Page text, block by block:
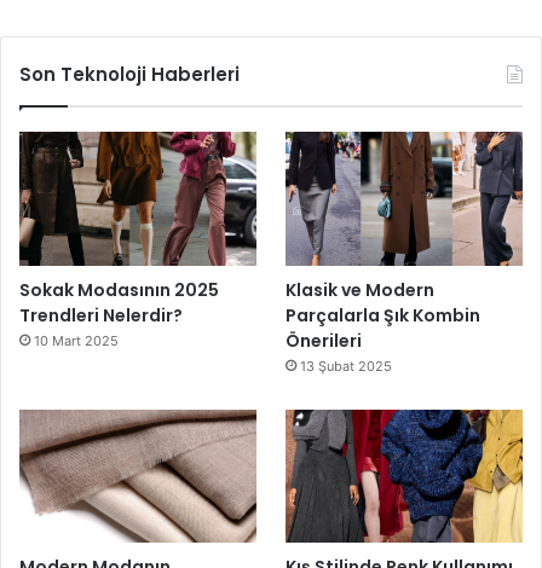
Son Teknoloji Haberleri
Sokak Modasının 2025
Trendleri Nelerdir?
10 Mart 2025
Klasik ve Modern
Parçalarla Şık Kombin
Önerileri
13 Şubat 2025